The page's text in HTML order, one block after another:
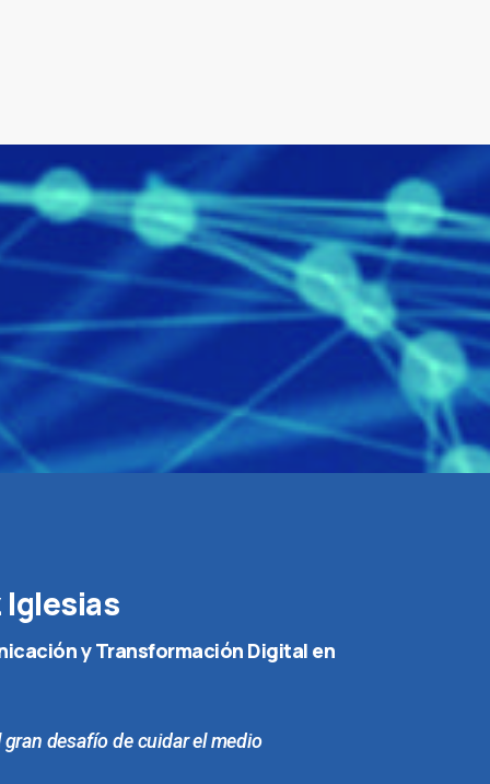
Iglesias
y Transformación Digital en
gran desafío de cuidar el medio